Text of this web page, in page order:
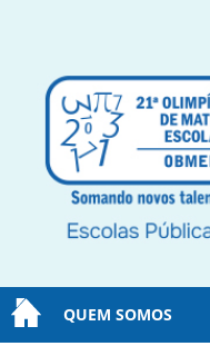
QUEM SOMOS